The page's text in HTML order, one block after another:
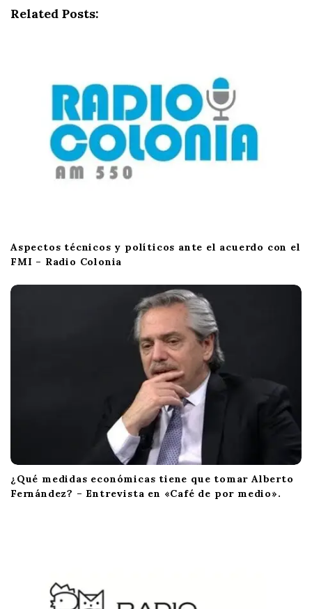
Related Posts:
Aspectos técnicos y políticos ante el acuerdo con el
FMI – Radio Colonia
¿Qué medidas económicas tiene que tomar Alberto
Fernández? – Entrevista en «Café de por medio».